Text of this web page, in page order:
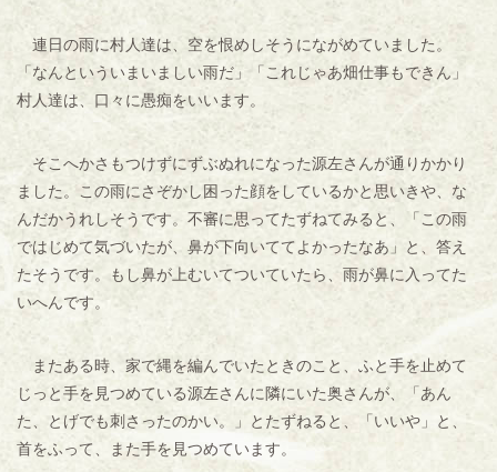
連日の雨に村人達は、空を恨めしそうにながめていました。
「なんといういまいましい雨だ」「これじゃあ畑仕事もできん」
村人達は、口々に愚痴をいいます。
そこへかさもつけずにずぶぬれになった源左さんが通りかかり
ました。この雨にさぞかし困った顔をしているかと思いきや、な
んだかうれしそうです。不審に思ってたずねてみると、「この雨
ではじめて気づいたが、鼻が下向いててよかったなあ」と、答え
たそうです。もし鼻が上むいてついていたら、雨が鼻に入ってた
いへんです。
またある時、家で縄を編んでいたときのこと、ふと手を止めて
じっと手を見つめている源左さんに隣にいた奥さんが、「あん
た、とげでも刺さったのかい。」とたずねると、「いいや」と、
首をふって、また手を見つめています。